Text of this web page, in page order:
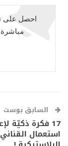
احصل على
السابق بوست
17 فكرة ذكيّة
استعمال القناني